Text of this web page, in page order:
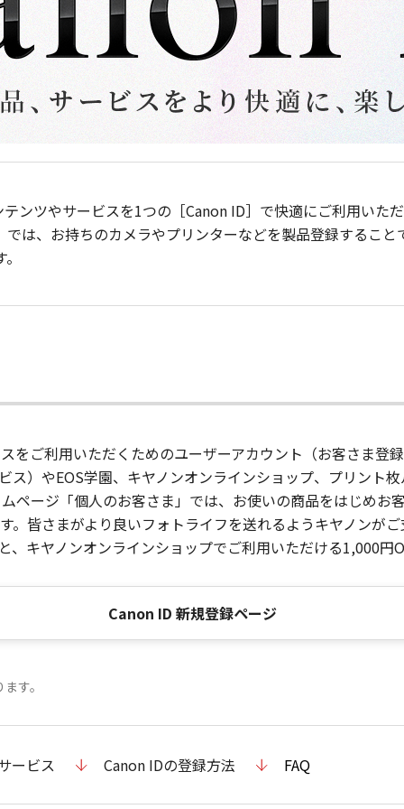
ンツやサービスを1つの［Canon ID］で快適にご利用いた
は、お持ちのカメラやプリンターなどを製品登録するこ
をご利用いただくためのユーザーアカウント（お客さま登
ス）やEOS学園、キヤノンオンラインショップ、プリント
ページ「個人のお客さま」では、お使いの商品をはじめお
。皆さまがより良いフォトライフを送れるようキヤノンが
、キヤノンオンラインショップでご利用いただける1,000円
Canon ID 新規登録ページ
す。
ービス Canon IDの登録方法 FAQ